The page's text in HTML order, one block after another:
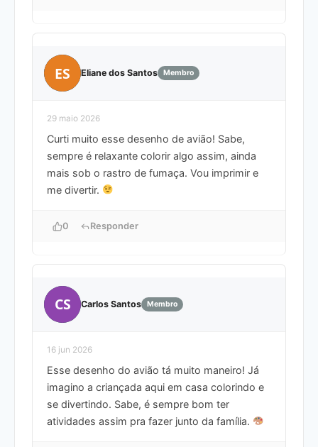
ES Eliane dos Santos Membro
29 maio 2026
Curti muito esse desenho de avião! Sabe,
sempre é relaxante colorir algo assim, ainda
mais sob o rastro de fumaça. Vou imprimir e
me divertir.
0 Responder
CS Carlos Santos Membro
16 jun 2026
Esse desenho do avião tá muito maneiro! Já
imagino a criançada aqui em casa colorindo e
se divertindo. Sabe, é sempre bom ter
atividades assim pra fazer junto da família.